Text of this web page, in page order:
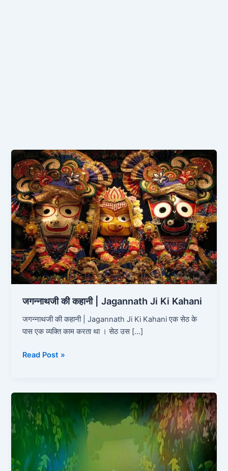
जगन्नाथजी की कहानी | Jagannath Ji Ki Kahani
जगन्नाथजी की कहानी | Jagannath Ji Ki Kahani एक सेठ के
पास एक व्यक्ति काम करता था । सेठ उस […]
जगन्नाथजी
की
कहानी
|
Jagannath
Ji
Ki
Kahani
Read Post »
जी
की
कहानी
Lakshmi